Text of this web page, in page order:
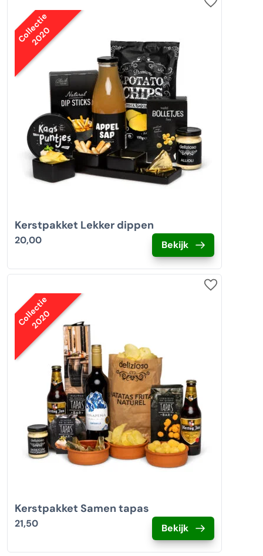
Collectie
2020
Kerstpakket Lekker dippen
20,00 Bekijk
Collectie
2020
Kerstpakket Samen tapas
21,50 Bekijk